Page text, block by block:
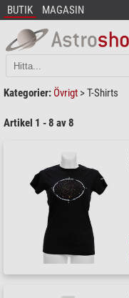
BUTIK MAGASIN
Kategorier: Övrigt >T-Shirts
Artikel 1 - 8 av 8